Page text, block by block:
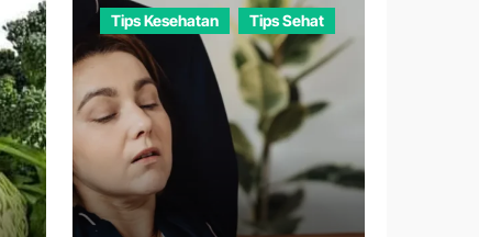
Tips Kesehatan Tips Sehat